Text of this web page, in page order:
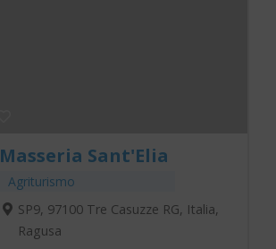
Masseria Sant'Elia
Agriturismo
SP9, 97100 Tre Casuzze RG, Italia,
Ragusa